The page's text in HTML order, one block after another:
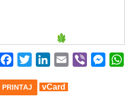
Facebook
Twitter LinkedIn
Email Viber
PRINTAJ vCard